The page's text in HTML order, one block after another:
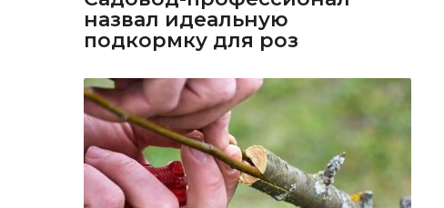
назвал идеальную
подкормку для роз